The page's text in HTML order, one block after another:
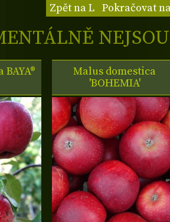
Zpět na L Pokračovat
Malus domestica
'BOHEMIA'